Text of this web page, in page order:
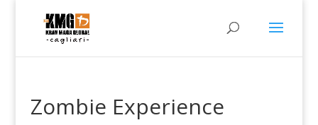
Zombie Experience